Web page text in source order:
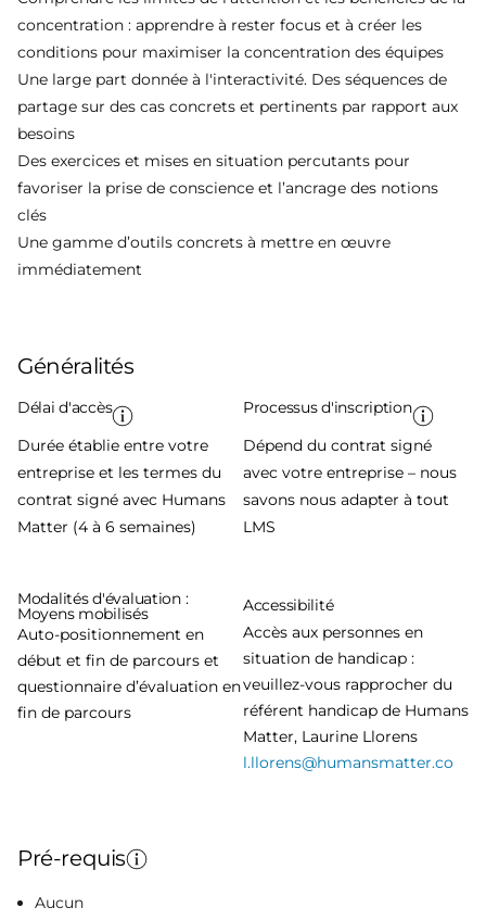
concentration : apprendre à rester focus et à créer les
conditions pour maximiser la concentration des équipes
Une large part donnée à l'interactivité. Des séquences de
partage sur des cas concrets et pertinents par rapport aux
besoins
Des exercices et mises en situation percutants pour
favoriser la prise de conscience et l’ancrage des notions
clés
Une gamme d’outils concrets à mettre en œuvre
immédiatement
Généralités
Délai d'accès
Durée établie entre votre
entreprise et les termes du
contrat signé avec Humans
Matter (4 à 6 semaines)
Processus d'inscription
Dépend du contrat signé
avec votre entreprise – nous
savons nous adapter à tout
LMS
Modalités d'évaluation :
Moyens mobilisés
Auto-positionnement en
début et fin de parcours et
questionnaire d’évaluation en
fin de parcours
Accessibilité
Accès aux personnes en
situation de handicap :
veuillez-vous rapprocher du
référent handicap de Humans
Matter, Laurine Llorens
l.llorens@humansmatter.co
Pré-requis
Aucun